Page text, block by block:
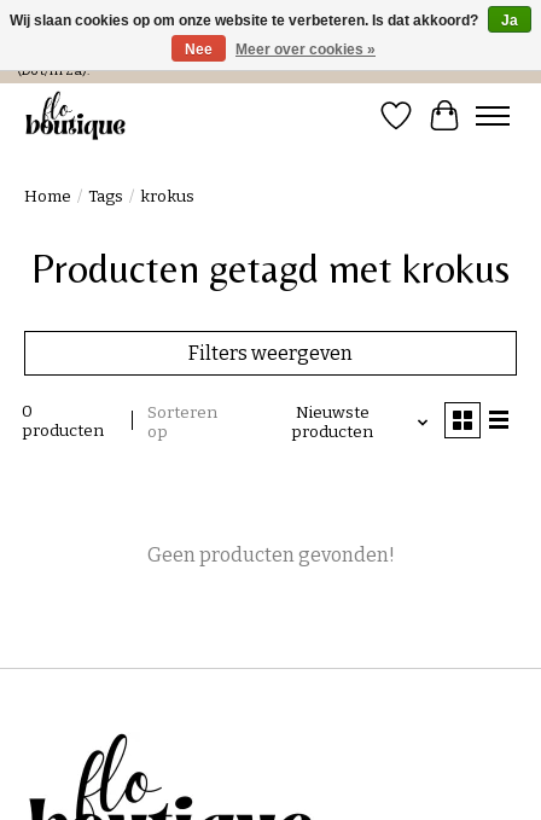
Verzending in NL € 4,99 en gratis bij een bestelling > € 100 of afhalen in de winkel
(Do t/m Za).
Verlanglijst
Home / Tags / krokus
Producten getagd met krokus
Filters weergeven
0
producten
Sorteren
op
Nieuwste
producten
Geen producten gevonden!
Wij slaan cookies op om onze website te verbeteren. Is dat akkoord?
Ja
Nee
Meer over cookies »